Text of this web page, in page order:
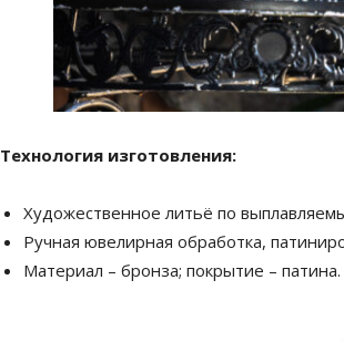
Технология изготовления:
Художественное литьё по
Ручная ювелирная обработка,
Материал – бронза; покрытие – патина.